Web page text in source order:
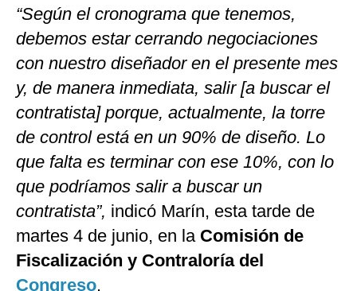
“Según el cronograma que tenemos,
debemos estar cerrando negociaciones
con nuestro diseñador en el presente mes
y, de manera inmediata, salir [a buscar el
contratista] porque, actualmente, la torre
de control está en un 90% de diseño. Lo
que falta es terminar con ese 10%, con lo
que podríamos salir a buscar un
contratista”, indicó Marín, esta tarde de
martes 4 de junio, en la Comisión de
Fiscalización y Contraloría del
Congreso.